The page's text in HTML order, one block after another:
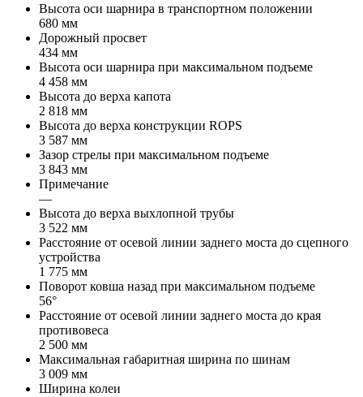
Высота оси шарнира в транспортном положении
680 мм
Дорожный просвет
434 мм
Высота оси шарнира при максимальном подъеме
4 458 мм
Высота до верха капота
2 818 мм
Высота до верха конструкции ROPS
3 587 мм
Зазор стрелы при максимальном подъеме
3 843 мм
Примечание
—
Высота до верха выхлопной трубы
3 522 мм
Расстояние от осевой линии заднего моста до сцепного
устройства
1 775 мм
Поворот ковша назад при максимальном подъеме
56°
Расстояние от осевой линии заднего моста до края
противовеса
2 500 мм
Максимальная габаритная ширина по шинам
3 009 мм
Ширина колеи